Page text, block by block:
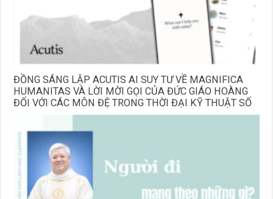
ĐỒNG SÁNG LẬP ACUTIS AI SUY TƯ VỀ MAGNIFICA
HUMANITAS VÀ LỜI MỜI GỌI CỦA ĐỨC GIÁO HOÀNG
ĐỐI VỚI CÁC MÔN ĐỆ TRONG THỜI ĐẠI KỸ THUẬT SỐ